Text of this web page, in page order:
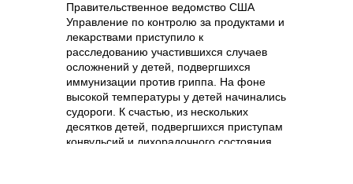
Правительственное ведомство США
Управление по контролю за продуктами и
лекарствами приступило к
расследованию участившихся случаев
осложнений у детей, подвергшихся
иммунизации против гриппа. На фоне
высокой температуры у детей начинались
судороги. К счастью, из нескольких
десятков детей, подвергшихся приступам
конвульсий и лихорадочного состояния,